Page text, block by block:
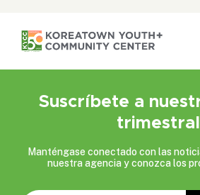
Suscríbete a
trimestral
Manténgase conectado con las
nuestra agencia y conozca los